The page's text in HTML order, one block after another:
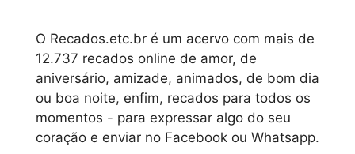
O Recados.etc.br é um acervo com mais de
12.737 recados online de amor, de
aniversário, amizade, animados, de bom dia
ou boa noite, enfim, recados para todos os
momentos - para expressar algo do seu
coração e enviar no Facebook ou Whatsapp.